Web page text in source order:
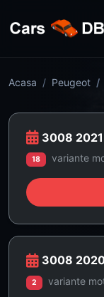
Acasa Peugeot
3008 2021
18 variante
3008
2 variante